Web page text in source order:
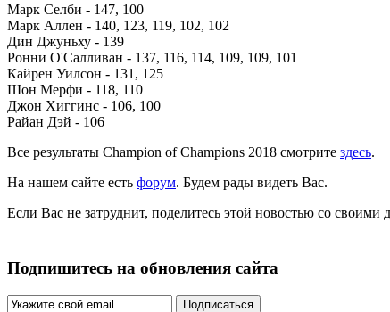
Марк Селби - 147, 100
Марк Аллен - 140, 123, 119, 102, 102
Дин Джуньху - 139
Ронни О'Салливан - 137, 116, 114, 109, 109, 101
Кайрен Уилсон - 131, 125
Шон Мерфи - 118, 110
Джон Хиггинс - 106, 100
Райан Дэй - 106
Все результаты Champion of Champions 2018 смотрите здесь.
На нашем сайте есть форум. Будем рады видеть Вас.
Если Вас не затруднит, поделитесь этой новостью со своими
Подпишитесь на обновления сайта
Подписаться